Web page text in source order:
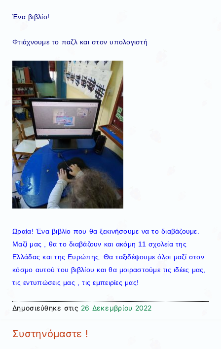
Ένα βιβλίο!
Φτιάχνουμε το παζλ και στον υπολογιστή
Ωραία! Ένα βιβλίο που θα ξεκινήσουμε να το διαβάζουμε.
Μαζί μας , θα το διαβάζουν και ακόμη 11 σχολεία της
Ελλάδας και της Ευρώπης. Θα ταξιδέψουμε όλοι μαζί στον
κόσμο αυτού του βιβλίου και θα μοιραστούμε τις ιδέες μας,
τις εντυπώσεις μας , τις εμπειρίες μας!
Δημοσιεύθηκε στις 26 Δεκεμβρίου 2022
Συστηνόμαστε !